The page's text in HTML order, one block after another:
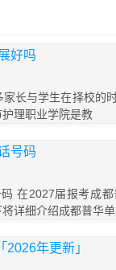
好吗
长与学生在择校的
理职业学院是教
号码
在2027届报考成
详细介绍成都普华
年更新」